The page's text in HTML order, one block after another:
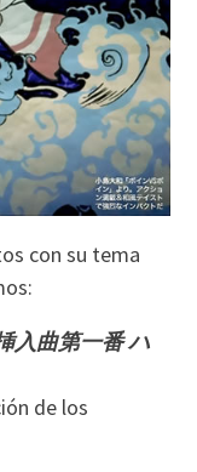
con su tema
入曲第一番 ハ
de los